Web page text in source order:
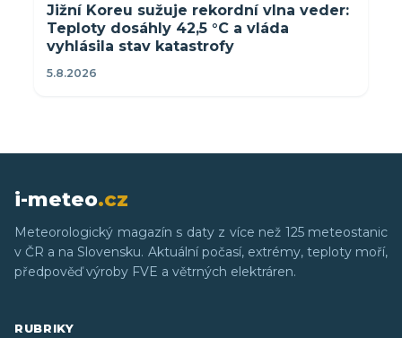
Jižní Koreu sužuje rekordní vlna veder:
Teploty dosáhly 42,5 °C a vláda
vyhlásila stav katastrofy
5.8.2026
i-meteo.cz
Meteorologický magazín s daty z více než 125 meteostanic
v ČR a na Slovensku. Aktuální počasí, extrémy, teploty moří,
předpověď výroby FVE a větrných elektráren.
RUBRIKY